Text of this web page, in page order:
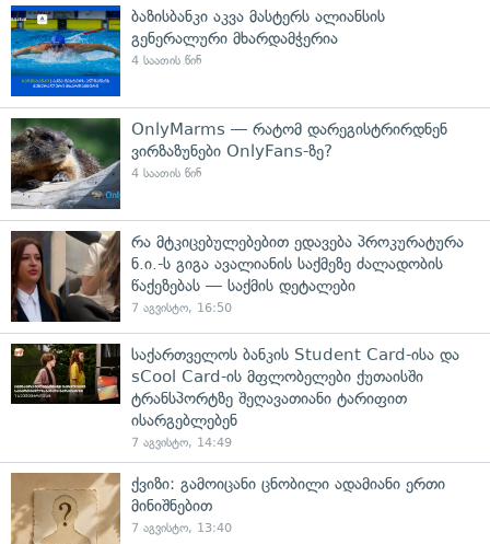
ბაზისბანკი აკვა მასტერს ალიანსის
გენერალური მხარდამჭერია
4 საათის წინ
OnlyMarms — რატომ დარეგისტრირდნენ
ვირზაზუნები OnlyFans-ზე?
4 საათის წინ
რა მტკიცებულებებით ედავება პროკურატურა
ნ.ი.-ს გიგა ავალიანის საქმეზე ძალადობის
წაქეზებას — საქმის დეტალები
7 აგვისტო, 16:50
საქართველოს ბანკის Student Card-ისა და
sCool Card-ის მფლობელები ქუთაისში
ტრანსპორტზე შეღავათიანი ტარიფით
ისარგებლებენ
7 აგვისტო, 14:49
ქვიზი: გამოიცანი ცნობილი ადამიანი ერთი
მინიშნებით
7 აგვისტო, 13:40